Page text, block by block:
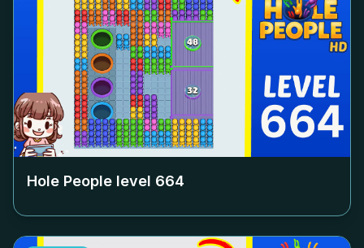
Hole People level 664